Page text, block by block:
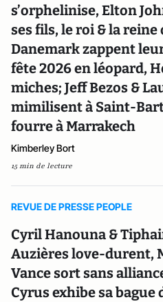
s’orphelinise, Elton
ses fils, le roi & la reine
Danemark zappent
fête 2026 en léopard,
miches; Jeff Bezos &
mimilisent à Saint-
fourre à Marrakech
Kimberley Bort
15 min de lecture
REVUE DE PRESSE PEOPLE
Cyril Hanouna &
Auzières love-durent,
Vance sort sans
Cyrus exhibe sa bague